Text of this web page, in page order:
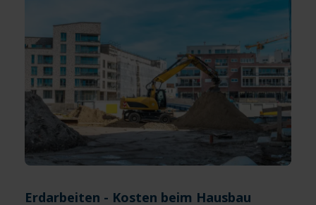
Erdarbeiten - Kosten beim Hausbau